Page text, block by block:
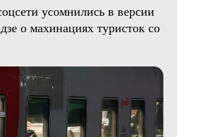
усомнились в версии
о махинациях туристок со